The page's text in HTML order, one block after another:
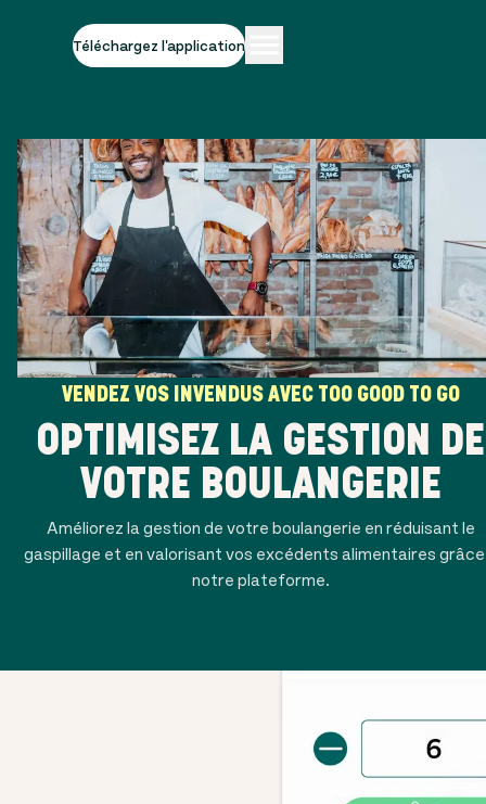
Téléchargez l'application
VENDEZ VOS INVENDUS AVEC TOO GOOD TO GO
OPTIMISEZ LA GESTION DE
VOTRE BOULANGERIE
Améliorez la gestion de votre boulangerie en réduisant le
gaspillage et en valorisant vos excédents alimentaires
notre plateforme.